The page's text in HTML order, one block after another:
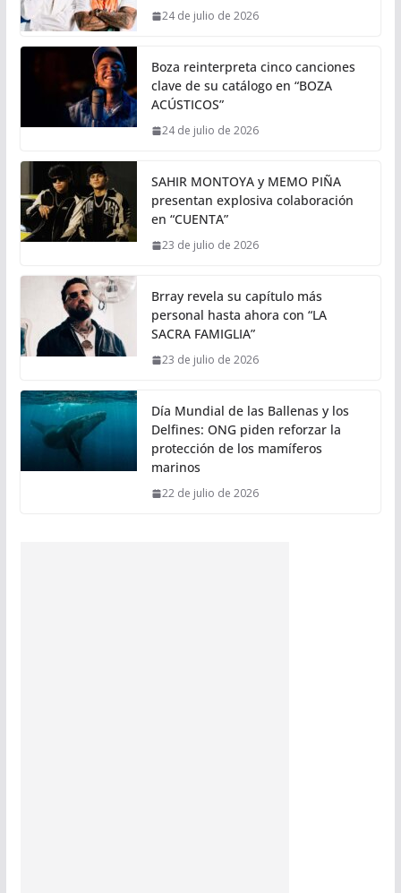
24 de julio de 2026
Boza reinterpreta cinco canciones
clave de su catálogo en “BOZA
ACÚSTICOS”
24 de julio de 2026
SAHIR MONTOYA y MEMO PIÑA
presentan explosiva colaboración
en “CUENTA”
23 de julio de 2026
Brray revela su capítulo más
personal hasta ahora con “LA
SACRA FAMIGLIA”
23 de julio de 2026
Día Mundial de las Ballenas y los
Delfines: ONG piden reforzar la
protección de los mamíferos
marinos
22 de julio de 2026